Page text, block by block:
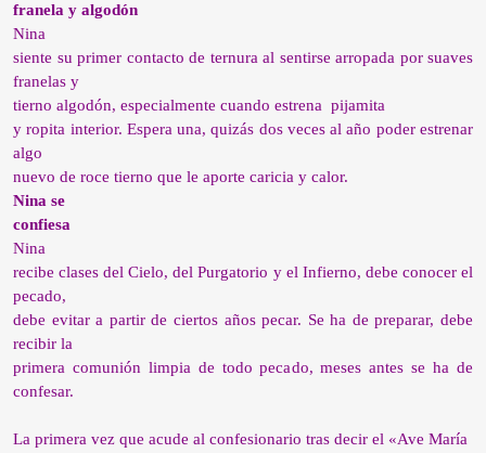
franela y algodón
Nina
siente su primer contacto de ternura al sentirse arropada por suaves
franelas y
tierno algodón, especialmente cuando estrena pijamita
y ropita interior. Espera una, quizás dos veces al año poder estrenar
algo
nuevo de roce tierno que le aporte caricia y calor.
Nina se
confiesa
Nina
recibe clases del Cielo, del Purgatorio y el Infierno, debe conocer el
pecado,
debe evitar a partir de ciertos años pecar. Se ha de preparar, debe
recibir la
primera comunión limpia de todo pecado, meses antes se ha de
confesar.
La primera vez que acude al confesionario tras decir el «Ave María